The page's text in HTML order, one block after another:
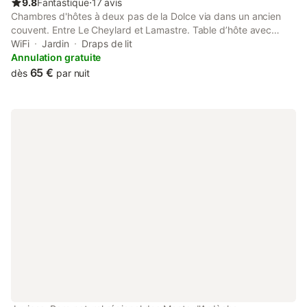
9.8Fantastique⋅17 avis
Chambres d'hôtes à deux pas de la Dolce via dans un ancien
couvent. Entre Le Cheylard et Lamastre. Table d’hôte avec
légumes bio du potager, viande de la ferme, dessert faits
maison. Chambre charmante (murs en pierre apparente). Salle
de bains récente en bois.
WiFi Jardin
Draps de lit
Annulation gratuite
dès 65 € par nuit